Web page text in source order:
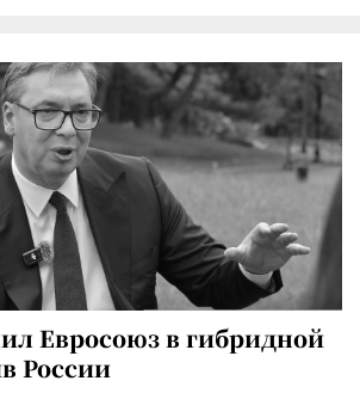
Евросоюз в гибридной
России